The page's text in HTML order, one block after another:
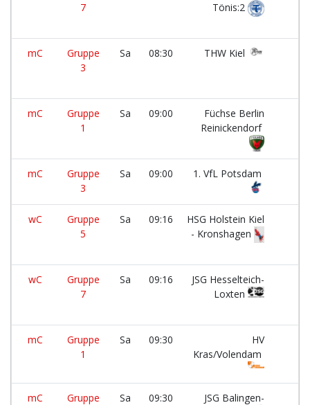
7
Tönis:2
mC
Gruppe
3
Sa 08:30 THW Kiel
mC
Gruppe
1
Sa 09:00
Füchse Berlin
Reinickendorf
mC
Gruppe
3
Sa 09:00 1. VfL Potsdam
wC
Gruppe
5
Sa 09:16
HSG Holstein Kiel
- Kronshagen
wC
Gruppe
7
Sa 09:16
JSG Hesselteich-
Loxten
mC
Gruppe
1
Sa 09:30
HV
Kras/Volendam
mC
Gruppe
Sa 09:30
JSG Balingen-